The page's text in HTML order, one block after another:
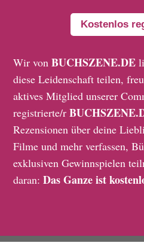
Kostenlos
Wir vonBUCHSZENE.DE
diese Leidenschaft teilen,
aktives Mitglied unserer
registrierte/r
Rezensionen über deine
Filme und mehr verfassen,
exklusiven Gewinnspielen
daran:Das Ganze ist